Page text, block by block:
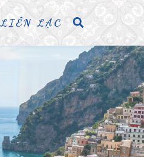
LIÊN LẠC